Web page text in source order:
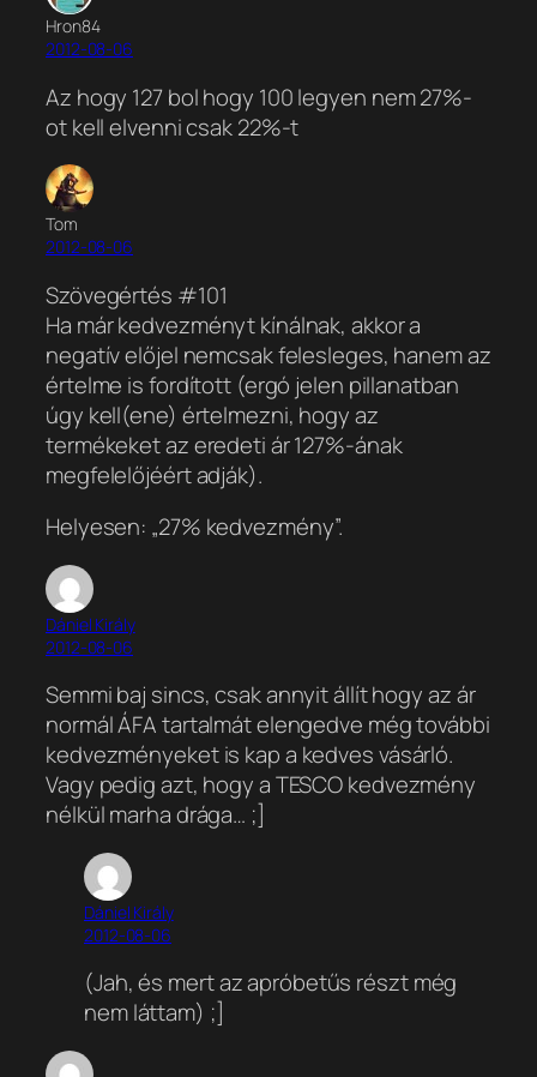
Hron84
2012-08-06
Az hogy 127 bol hogy 100 legyen nem 27%-
ot kell elvenni csak 22%-t
Tom
2012-08-06
Szövegértés #101
Ha már kedvezményt kínálnak, akkor a
negatív előjel nemcsak felesleges, hanem az
értelme is fordított (ergó jelen pillanatban
úgy kell(ene) értelmezni, hogy az
termékeket az eredeti ár 127%-ának
megfelelőjéért adják).
Helyesen: „27% kedvezmény”.
Dániel Király
2012-08-06
Semmi baj sincs, csak annyit állít hogy az ár
normál ÁFA tartalmát elengedve még további
kedvezményeket is kap a kedves vásárló.
Vagy pedig azt, hogy a TESCO kedvezmény
nélkül marha drága… ;]
Dániel Király
2012-08-06
(Jah, és mert az apróbetűs részt még
nem láttam) ;]